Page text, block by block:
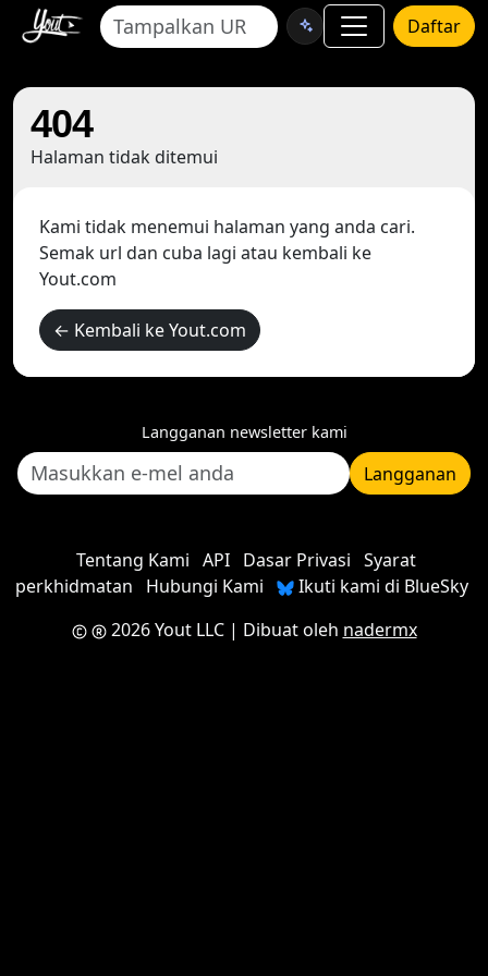
Daftar
404
Halaman tidak ditemui
Kami tidak menemui halaman yang anda cari.
Semak url dan cuba lagi atau kembali ke
Yout.com
← Kembali ke Yout.com
Langganan newsletter kami
Langganan
Tentang Kami API Dasar Privasi Syarat
perkhidmatan
Hubungi Kami
Ikuti kami di BlueSky
2026 Yout LLC| Dibuat oleh nadermx